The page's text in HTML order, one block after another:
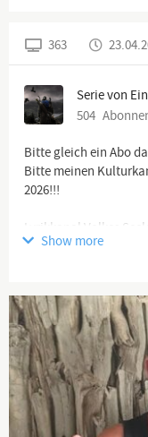
363
Serie von
504
Bitte gleich ein Abo
Bitte meinen
2026!!!
https://
Und unser Satire-
https://
Spenden: Wenn ihr
möchtet, freue ich
Show more